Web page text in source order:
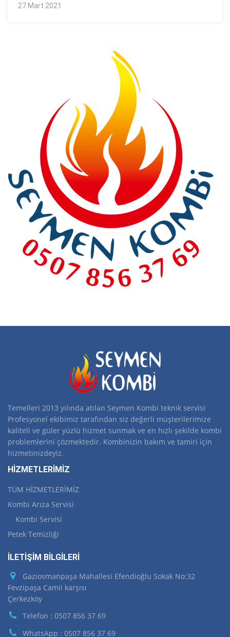
27 Mart 2021
Temelleri 2013 yılında atılan Seymen Kombi teknik servisi
Profesyonel ekibimiz tarafından siz değerli müşterilerimize
kaliteli ve güler yüzlü hizmet sunmak ve en hızlı şekilde kombi
problemlerini çözmektedir. Kombinizin bakım ve tamiri için
hizmetinizdeyiz.
HİZMETLERİMİZ
TÜM HİZMETLERİMİZ
Kombi Arıza Servisi
Kombi Servisi
Petek Temizliği
İLETİŞİM BİLGİLERİ
Gaziosmanpaşa Mahallesi Efendioğlu Sokak No:32
Fevzipaşa Camii karşısı
Çerkezköy
Telefon : 0507 856 37 69
WhatsApp : 0507 856 37 69